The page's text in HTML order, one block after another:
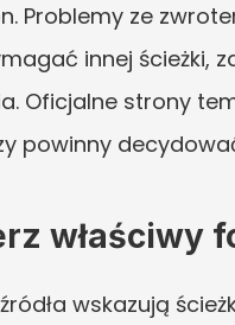
Problemy ze
innej ścieżki,
Oficjalne strony
powinny
właściwy
wskazują